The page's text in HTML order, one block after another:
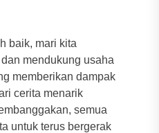
baik, mari kita
mendukung usaha
memberikan dampak
cerita menarik
semua
untuk terus bergerak